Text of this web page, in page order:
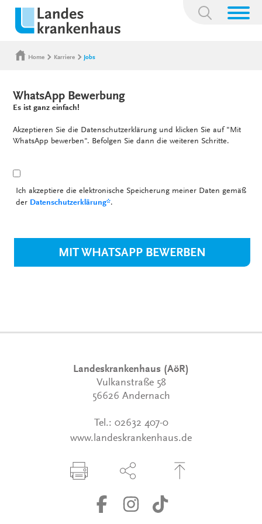
Suchbegriff:
Home Karriere Jobs
WhatsApp Bewerbung
Es ist ganz einfach!
Akzeptieren Sie die Datenschutzerklärung und klicken Sie auf "Mit
WhatsApp bewerben". Befolgen Sie dann die weiteren Schritte.
Ich akzeptiere die elektronische Speicherung meiner Daten gemäß
der Datenschutzerklärung*.
MIT WHATSAPP BEWERBEN
Landeskrankenhaus (AöR)
Vulkanstraße 58
56626 Andernach
Tel.: 02632 407-0
www.landeskrankenhaus.de